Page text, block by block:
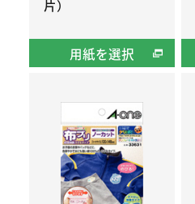
片）
用紙を選択